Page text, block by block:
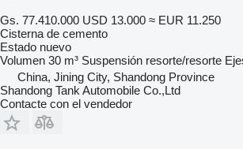
Gs. 77.410.000 USD 13.000 ≈ EUR 11.250
Cisterna de cemento
Estado nuevo
Volumen 30 m³ Suspensión resorte/resorte
China, Jining City, Shandong Province
Shandong Tank Automobile Co.,Ltd
Contacte con el vendedor